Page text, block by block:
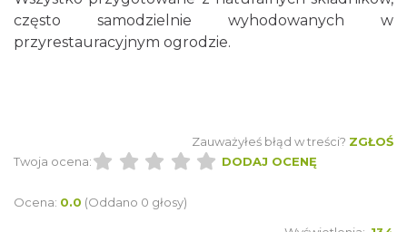
często samodzielnie wyhodowanych w
przyrestauracyjnym ogrodzie.
Zauważyłeś błąd w treści? ZGŁOŚ
Twoja ocena:
DODAJ OCENĘ
Ocena: 0.0 (Oddano 0 głosy)